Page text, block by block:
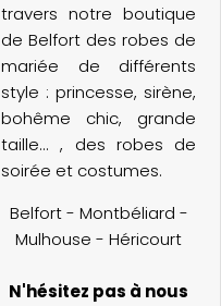
travers notre boutique
de Belfort des robes de
mariée de différents
style : princesse, sirène,
bohême chic, grande
taille... , des robes de
soirée et costumes.
Belfort - Montbéliard -
Mulhouse - Héricourt
N'hésitez pas à nous